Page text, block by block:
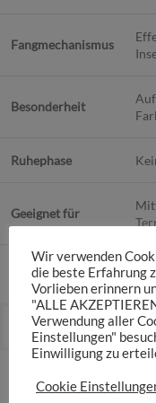
Fangmechanismus
Besonderheit
Ruhephase
Geeignet für
Pflege
Wir verwenden
die beste Erfahrung
Vorlieben erinnern
"ALLE
Verwendung aller
Einstellungen"
Einwilligung zu
Cookie